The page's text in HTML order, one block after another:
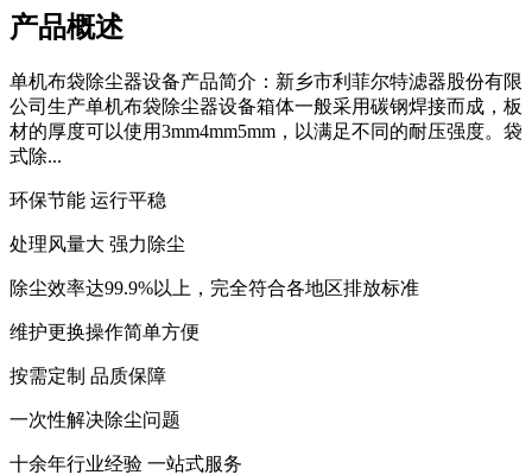
产品概述
单机布袋除尘器设备产品简介：新乡市利菲尔特滤器股份有限
公司生产单机布袋除尘器设备箱体一般采用碳钢焊接而成，板
材的厚度可以使用3mm4mm5mm，以满足不同的耐压强度。袋
式除...
环保节能 运行平稳
处理风量大 强力除尘
除尘效率达99.9%以上，完全符合各地区排放标准
维护更换操作简单方便
按需定制 品质保障
一次性解决除尘问题
十余年行业经验 一站式服务